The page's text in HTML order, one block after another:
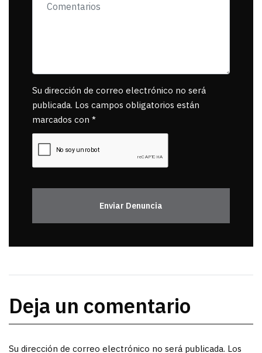
Su dirección de correo electrónico no será
publicada. Los campos obligatorios están
marcados con *
Enviar Denuncia
Deja un comentario
Su dirección de correo electrónico no será publicada. Los